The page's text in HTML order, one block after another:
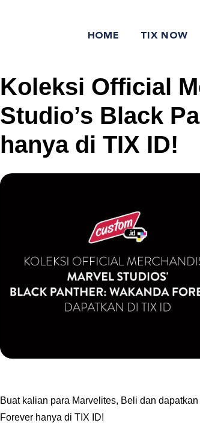
HOME TIX NOW
Koleksi Official
Studio’s Black
hanya di TIX ID!
Buat kalian para Marvelites, Beli dan
Forever hanya di TIX ID!